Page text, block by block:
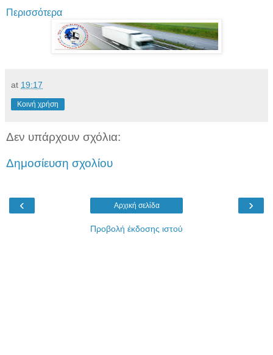
Περισσότερα
at 19:17
Κοινή χρήση
Δεν υπάρχουν σχόλια:
Δημοσίευση σχολίου
‹ ›
Αρχική σελίδα
Προβολή έκδοσης ιστού